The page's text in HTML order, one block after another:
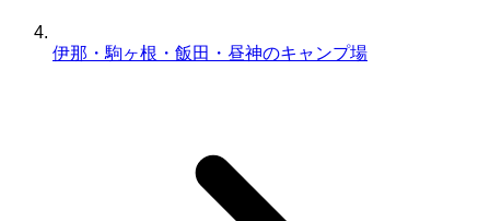
伊那・駒ヶ根・飯田・昼神のキャンプ場